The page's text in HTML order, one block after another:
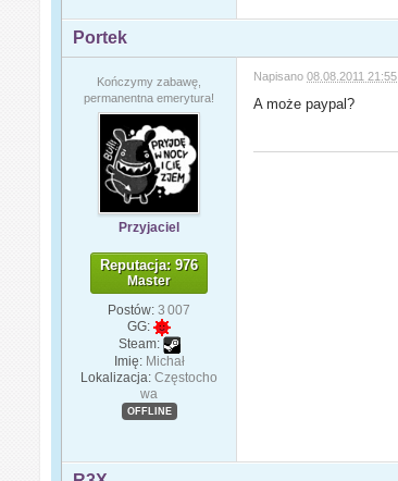
Portek
Kończymy zabawę,
permanentna emerytura!
Przyjaciel
Reputacja: 976
Master
Postów: 3 007
GG:
Steam:
Imię: Michał
Lokalizacja: Częstocho
wa
OFFLINE
Napisano08.08.2011 21:55
A może paypal?